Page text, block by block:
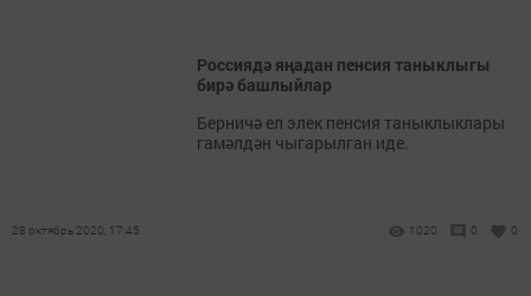
Россиядә яңадан пенсия таныклыгы
бирә башлыйлар
Берничә ел элек пенсия таныклыклары
гамәлдән чыгарылган иде.
28 октябрь 2020, 17:45 1020 0 0